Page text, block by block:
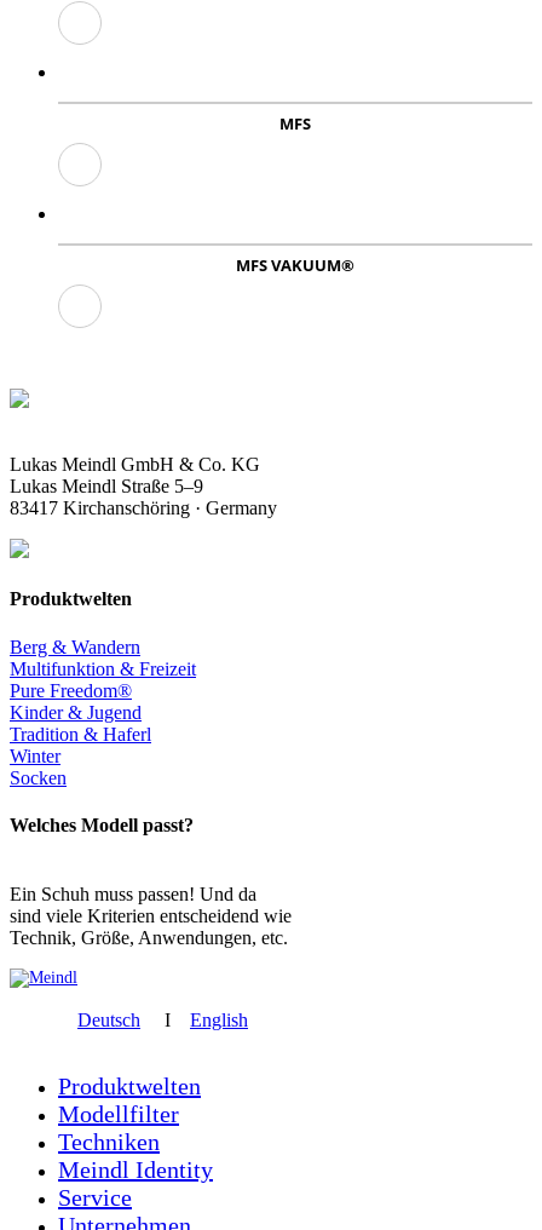
MFS
MFS VAKUUM®
Lukas Meindl GmbH & Co. KG
Lukas Meindl Straße 5–9
83417 Kirchanschöring · Germany
Produktwelten
Berg & Wandern
Multifunktion & Freizeit
Pure Freedom®
Kinder & Jugend
Tradition & Haferl
Winter
Socken
Welches Modell passt?
Ein Schuh muss passen! Und da
sind viele Kriterien entscheidend wie
Technik, Größe, Anwendungen, etc.
Deutsch I English
Produktwelten
Modellfilter
Techniken
Meindl Identity
Service